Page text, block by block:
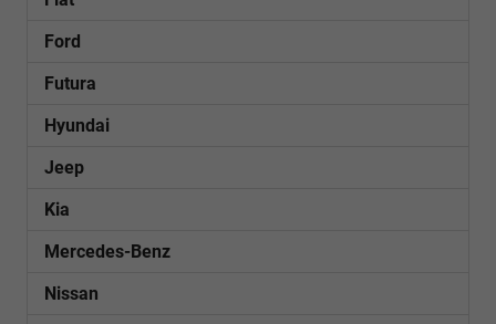
Ford
Futura
Hyundai
Jeep
Kia
Mercedes-Benz
Nissan